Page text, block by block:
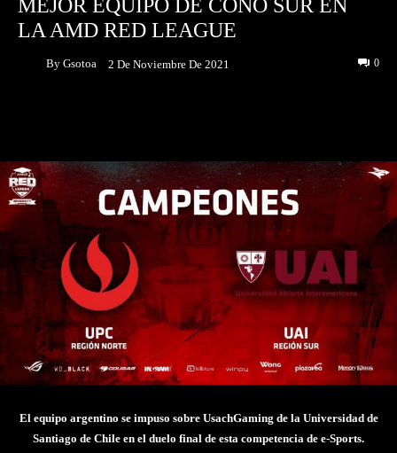
MEJOR EQUIPO DE CONO SUR EN
LA AMD RED LEAGUE
By Gsotoa 2 De Noviembre De 2021 0
El equipo argentino se impuso sobre UsachGaming de la Universidad de
Santiago de Chile en el duelo final de esta competencia de e-Sports.